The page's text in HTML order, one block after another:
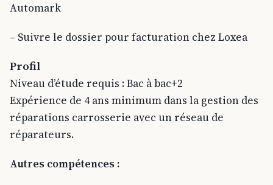
Automark
– Suivre le dossier pour facturation chez Loxea
Profil
Niveau d’étude requis : Bac à bac+2
Expérience de 4 ans minimum dans la gestion des
réparations carrosserie avec un réseau de
réparateurs.
Autres compétences :